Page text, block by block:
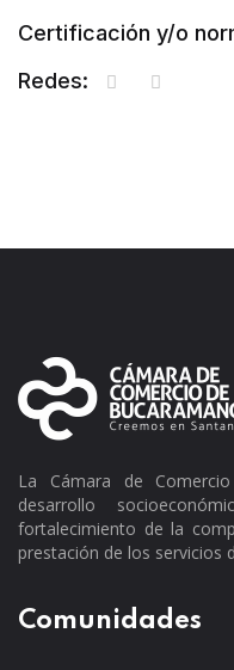
Certificación y/o
Redes:
La Cámara de
desarrollo
fortalecimiento de la
prestación de los servicios
Comunidades